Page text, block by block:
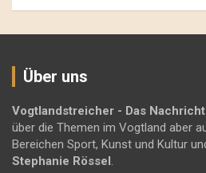
Über uns
Vogtlandstreicher - Das
über die Themen im Vogtland aber
Bereichen Sport, Kunst und Kultur
Stephanie Rössel.